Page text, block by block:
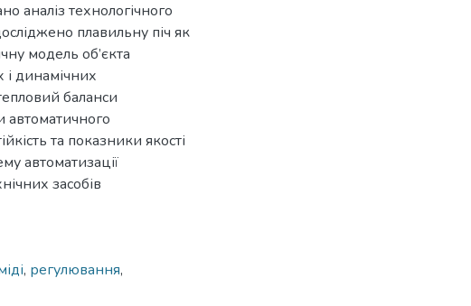
аналіз технологічного
плавильну піч як
модель об’єкта
і динамічних
баланси
автоматичного
та показники якості
автоматизації
засобів
, регулювання,